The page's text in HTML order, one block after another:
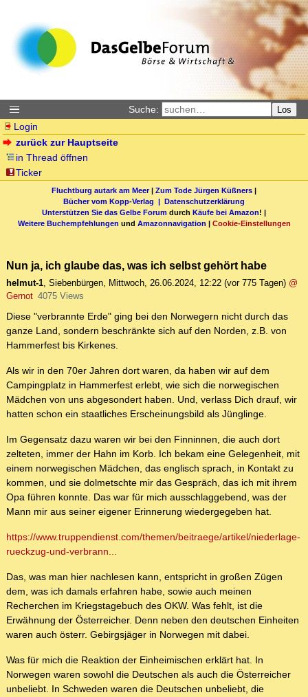
Suche: Los
Login
zurück zur Hauptseite
in Thread öffnen
Ticker
Fluchtburg autark am Meer| Zum Tode Jürgen Küßners |
Bücher vom Kopp-Verlag | Datenschutzerklärung
Unterstützen Sie das Gelbe Forum durch Käufe bei Amazon! |
Weitere Buchempfehlungen und Amazonnavigation | Cookie-Einstellungen
Nun ja, ich glaube das, was ich selbst gehört habe
helmut-1, Siebenbürgen, Mittwoch, 26.06.2024, 12:22 (vor 775 Tagen) @
Gernot 4075 Views
Diese "verbrannte Erde" ging bei den Norwegern nicht durch das
ganze Land, sondern beschränkte sich auf den Norden, z.B. von
Hammerfest bis Kirkenes.
Als wir in den 70er Jahren dort waren, da haben wir auf dem
Campingplatz in Hammerfest erlebt, wie sich die norwegischen
Mädchen von uns abgesondert haben. Und, verlass Dich drauf, wir
hatten schon ein staatliches Erscheinungsbild als Jünglinge.
Im Gegensatz dazu waren wir bei den Finninnen, die auch dort
zelteten, immer der Hahn im Korb. Ich bekam eine Gelegenheit, mit
einem norwegischen Mädchen, das englisch sprach, in Kontakt zu
kommen, und sie dolmetschte mir das Gespräch, das ich mit ihrem
Opa führen konnte. Das war für mich ausschlaggebend, was der
Mann mir aus seiner eigener Erinnerung wiedergegeben hat.
https://www.truppendienst.com/themen/beitraege/artikel/niederlage-
rueckzug-und-verbrann...
Das, was man hier nachlesen kann, entspricht in großen Zügen
dem, was ich damals erfahren habe, sowie auch meinen
Recherchen im Kriegstagebuch des OKW. Was fehlt, ist die
Erwähnung der Österreicher. Denn neben den deutschen Einheiten
waren auch österr. Gebirgsjäger in Norwegen mit dabei.
Was für mich die Reaktion der Einheimischen erklärt hat. In
Norwegen waren sowohl die Deutschen als auch die Österreicher
unbeliebt. In Schweden waren die Deutschen unbeliebt, die